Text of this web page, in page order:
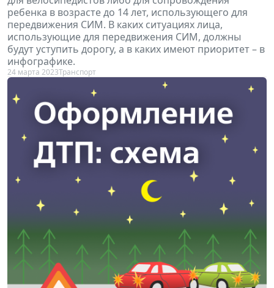
ребенка в возрасте до 14 лет, использующего для
передвижения СИМ. В каких ситуациях лица,
использующие для передвижения СИМ, должны
будут уступить дорогу, а в каких имеют приоритет – в
инфографике.
24 марта 2023Транспорт